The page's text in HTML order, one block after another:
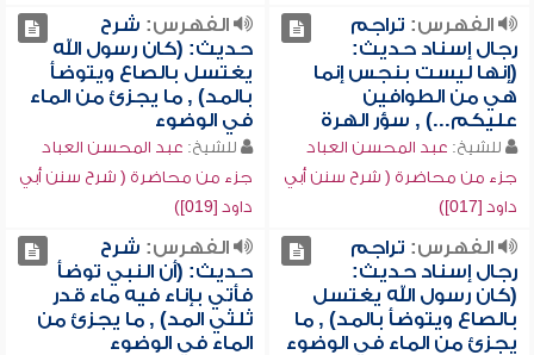
الفهرس: تراجم
رجال إسناد حديث:
(إنها ليست بنجس إنما
هي من الطوافين
عليكم...) , سؤر الهرة
للشيخ: عبد المحسن العباد
جزء من محاضرة ( شرح سنن أبي
داود [017])
الفهرس: شرح
حديث: (كان رسول الله
يغتسل بالصاع ويتوضأ
بالمد) , ما يجزئ من الماء
في الوضوء
للشيخ: عبد المحسن العباد
جزء من محاضرة ( شرح سنن أبي
داود [019])
الفهرس: تراجم
رجال إسناد حديث:
(كان رسول الله يغتسل
بالصاع ويتوضأ بالمد) , ما
يجزئ من الماء في الوضوء
الفهرس: شرح
حديث: (أن النبي توضأ
فأتي بإناء فيه ماء قدر
ثلثي المد) , ما يجزئ من
الماء في الوضوء